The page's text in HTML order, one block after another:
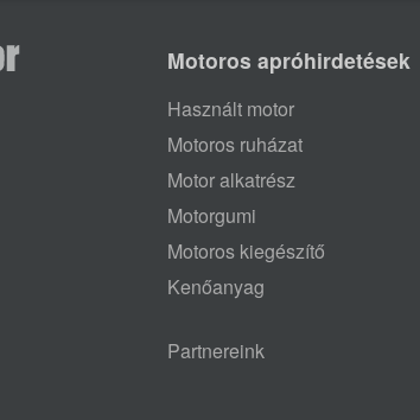
Motoros apróhirdetések
Használt motor
Motoros ruházat
Motor alkatrész
Motorgumi
Motoros kiegészítő
Kenőanyag
Partnereink